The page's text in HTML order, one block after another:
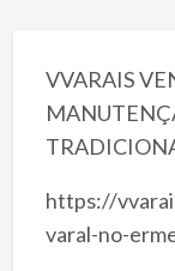
VVARAIS
https://
varal-no-